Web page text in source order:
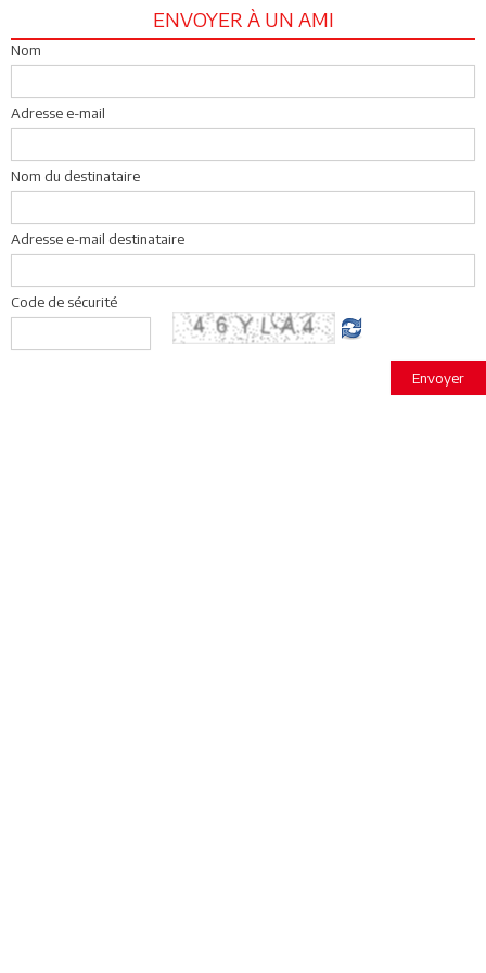
ENVOYER À UN AMI
Nom
Adresse e-mail
Nom du destinataire
Adresse e-mail destinataire
Code de sécurité
Envoyer